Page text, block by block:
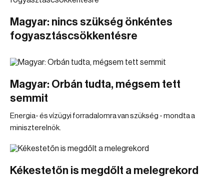
Magyar: nincs szükség önkéntes
fogyasztáscsökkentésre
Magyar: Orbán tudta, mégsem tett
semmit
Energia- és vízügyi forradalomra van szükség - mondta a
miniszterelnök.
Kékestetőn is megdőlt a melegrekord